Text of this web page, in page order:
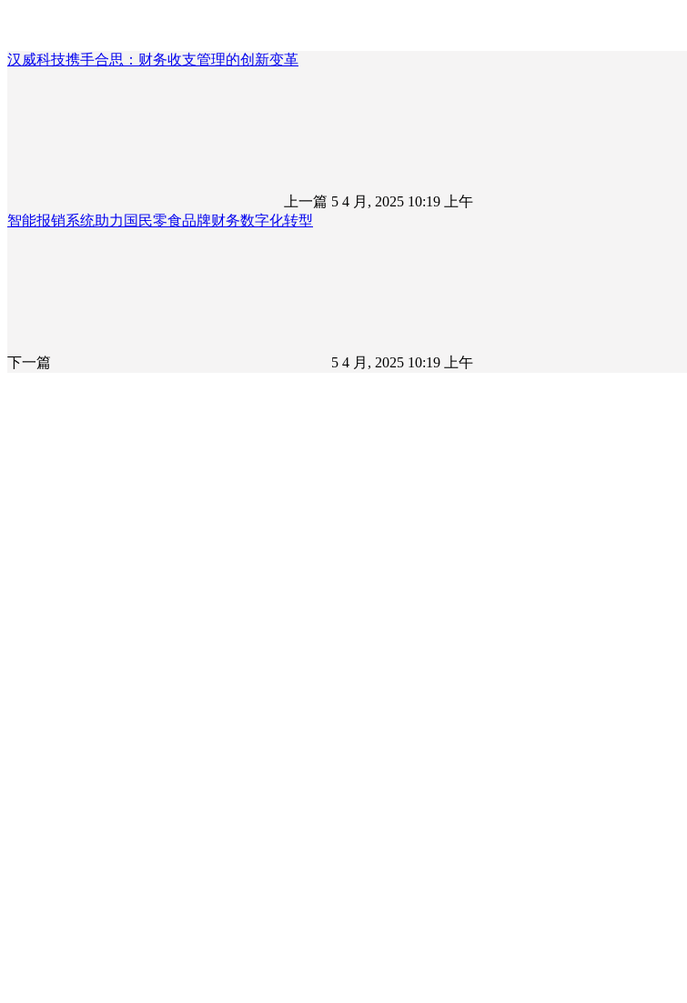
汉威科技携手合思：财务收支管理的创新变革
上一篇 5 4 月, 2025 10:19 上午
智能报销系统助力国民零食品牌财务数字化转型
下一篇 5 4 月, 2025 10:19 上午